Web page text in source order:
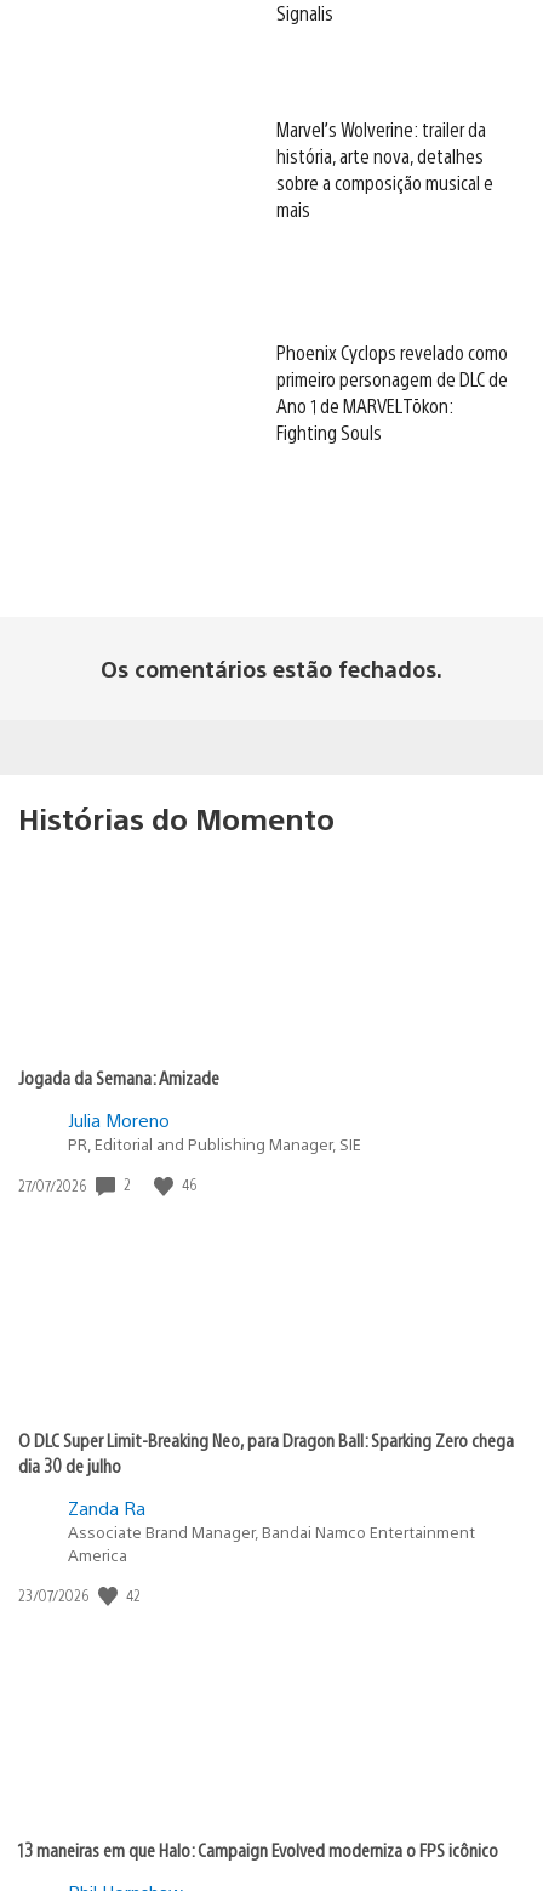
Signalis
Marvel’s Wolverine: trailer da
história, arte nova, detalhes
sobre a composição musical e
mais
Phoenix Cyclops revelado como
primeiro personagem de DLC de
Ano 1 de MARVEL Tōkon:
Fighting Souls
Os comentários estão fechados.
Histórias do Momento
Jogada da Semana: Amizade
Julia Moreno
PR, Editorial and Publishing Manager, SIE
Data
27/07/2026 2 46
O DLC Super Limit-Breaking Neo, para Dragon Ball: Sparking Zero chega
dia 30 de julho
Zanda Ra
Associate Brand Manager, Bandai Namco Entertainment
America
Data
23/07/2026 42
13 maneiras em que Halo: Campaign Evolved moderniza o FPS icônico